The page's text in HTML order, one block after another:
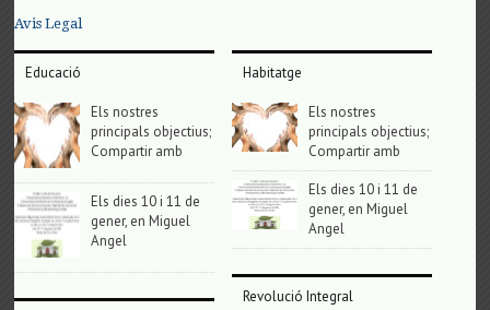
Avis Legal
Educació
Els nostres
principals objectius;
Compartir amb
Els dies 10 i 11 de
gener, en Miguel
Angel
Habitatge
Els nostres
principals objectius;
Compartir amb
Els dies 10 i 11 de
gener, en Miguel
Angel
Revolució Integral